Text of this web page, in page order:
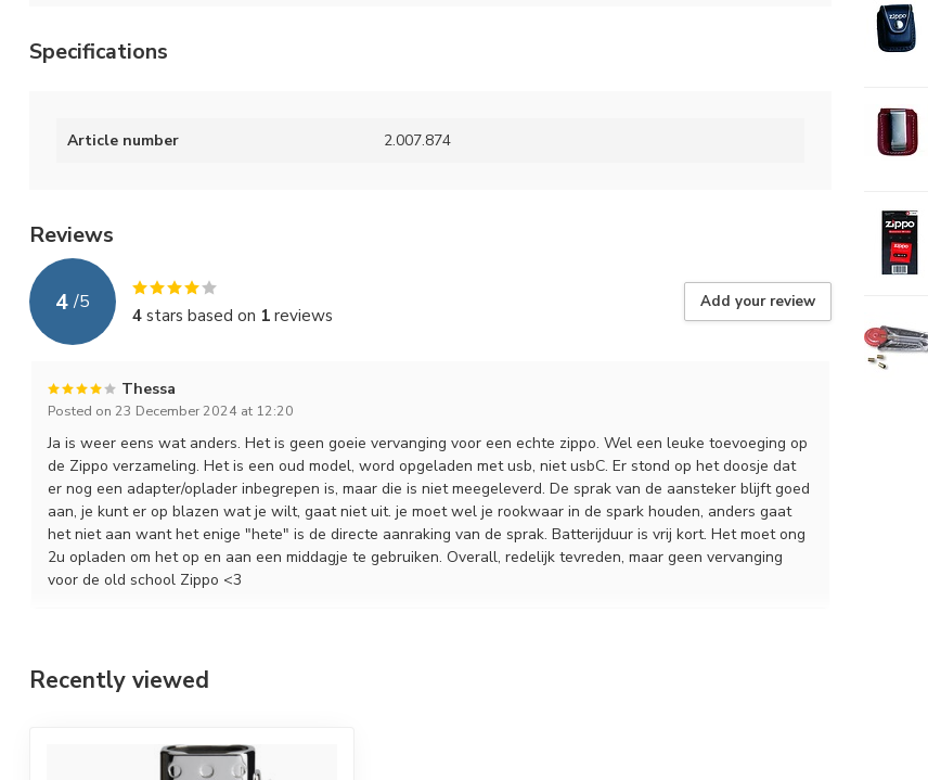
Specifications
Article number 2.007.874
Reviews
4 /5
4stars based on 1reviews
Add your review
Thessa
Posted on 23 December 2024 at 12:20
Ja is weer eens wat anders. Het is geen goeie vervanging voor een echte zippo. Wel een leuke toevoeging op
de Zippo verzameling. Het is een oud model, word opgeladen met usb, niet usbC. Er stond op het doosje dat
er nog een adapter/oplader inbegrepen is, maar die is niet meegeleverd. De sprak van de aansteker blijft goed
aan, je kunt er op blazen wat je wilt, gaat niet uit. je moet wel je rookwaar in de spark houden, anders gaat
het niet aan want het enige "hete" is de directe aanraking van de sprak. Batterijduur is vrij kort. Het moet ong
2u opladen om het op en aan een middagje te gebruiken. Overall, redelijk tevreden, maar geen vervanging
voor de old school Zippo <3
Recently viewed